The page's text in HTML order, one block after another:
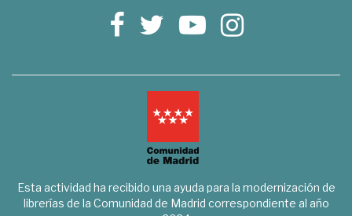
Esta actividad ha recibido una ayuda para la modernización de
librerías de la Comunidad de Madrid correspondiente al año